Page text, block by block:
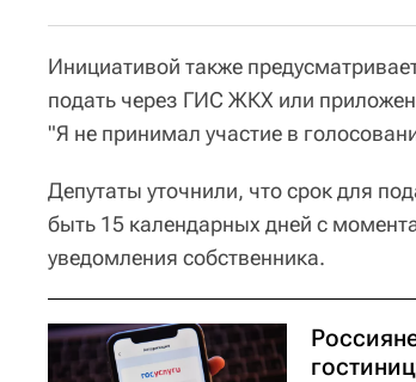
Инициативой также
подать через ГИС ЖКХ или
"Я не принимал участие в
Депутаты уточнили, что срок для
быть 15 календарных дней с
уведомления собственника.